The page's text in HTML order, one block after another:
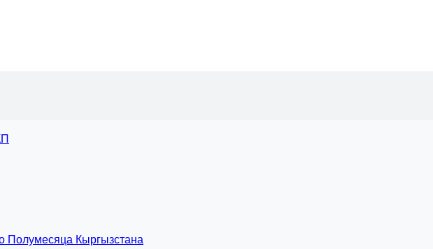
Полумесяца Кыргызстана